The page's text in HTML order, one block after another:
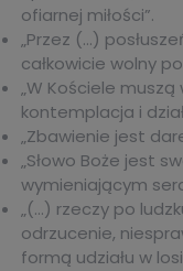
ofiarnej miłości”.
„Przez (…)
całkowicie wolny
„W Kościele muszą
kontemplacja i
„Zbawienie jest
„Słowo Boże jest
wymieniającym
„(…) rzeczy po
odrzucenie,
formą udziału w